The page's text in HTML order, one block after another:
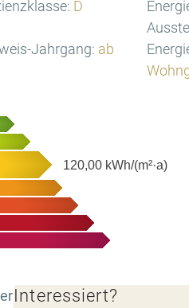
D
Jahrgang: ab
120,00 kWh/(m²·a)
Interessiert?